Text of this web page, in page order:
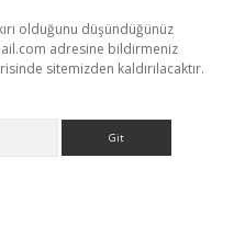
olduğunu düşündüğünüz
adresine bildirmeniz
sitemizden kaldırılacaktır.